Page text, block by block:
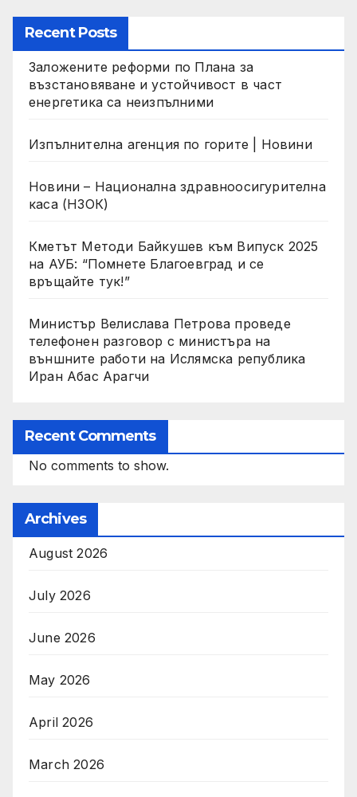
Recent Posts
Заложените реформи по Плана за
възстановяване и устойчивост в част
енергетика са неизпълними
Изпълнителна агенция по горите | Новини
Новини – Национална здравноосигурителна
каса (НЗОК)
Кметът Методи Байкушев към Випуск 2025
на АУБ: “Помнете Благоевград и се
връщайте тук!”
Министър Велислава Петрова проведе
телефонен разговор с министъра на
външните работи на Ислямска република
Иран Абас Арагчи
Recent Comments
No comments to show.
Archives
August 2026
July 2026
June 2026
May 2026
April 2026
March 2026